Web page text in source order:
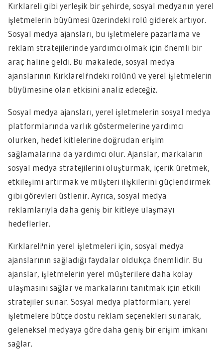
Kırklareli gibi yerleşik bir şehirde, sosyal medyanın yerel
işletmelerin büyümesi üzerindeki rolü giderek artıyor.
Sosyal medya ajansları, bu işletmelere pazarlama ve
reklam stratejilerinde yardımcı olmak için önemli bir
araç haline geldi. Bu makalede, sosyal medya
ajanslarının Kırklareli'ndeki rolünü ve yerel işletmelerin
büyümesine olan etkisini analiz edeceğiz.
Sosyal medya ajansları, yerel işletmelerin sosyal medya
platformlarında varlık göstermelerine yardımcı
olurken, hedef kitlelerine doğrudan erişim
sağlamalarına da yardımcı olur. Ajanslar, markaların
sosyal medya stratejilerini oluşturmak, içerik üretmek,
etkileşimi artırmak ve müşteri ilişkilerini güçlendirmek
gibi görevleri üstlenir. Ayrıca, sosyal medya
reklamlarıyla daha geniş bir kitleye ulaşmayı
hedeflerler.
Kırklareli'nin yerel işletmeleri için, sosyal medya
ajanslarının sağladığı faydalar oldukça önemlidir. Bu
ajanslar, işletmelerin yerel müşterilere daha kolay
ulaşmasını sağlar ve markalarını tanıtmak için etkili
stratejiler sunar. Sosyal medya platformları, yerel
işletmelere bütçe dostu reklam seçenekleri sunarak,
geleneksel medyaya göre daha geniş bir erişim imkanı
sağlar.